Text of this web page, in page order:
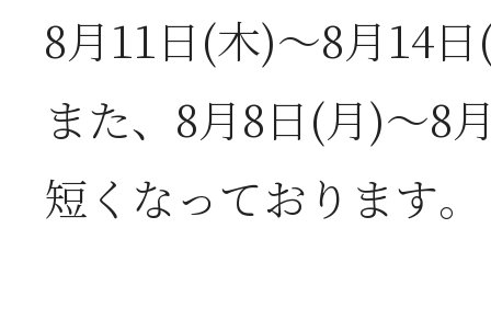
2026年06月05日
2026年06月03日
8月11日(木)～8月14
また、8月8日(月)～8
短くなっております。